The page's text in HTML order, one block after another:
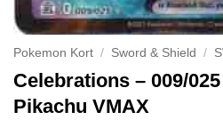
Pokemon Kort / Sword & Shield /
Celebrations – 009/
Pikachu VMAX